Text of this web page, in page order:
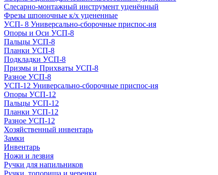
Слесарно-монтажный инструмент уценённый
Фрезы шпоночные к/х уцененные
УСП- 8 Универсально-сборочные приспос-ия
Опоры и Оси УСП-8
Пальцы УСП-8
Планки УСП-8
Подкладки УСП-8
Призмы и Прихваты УСП-8
Разное УСП-8
УСП-12 Универсально-сборочные приспос-ия
Опоры УСП-12
Пальцы УСП-12
Планки УСП-12
Разное УСП-12
Хозяйственный инвентарь
Замки
Инвентарь
Ножи и лезвия
Ручки для напильников
Ручки, топорища и черенки